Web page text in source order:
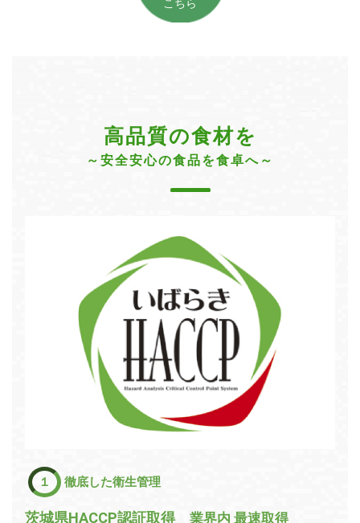
こちら
高品質の食材を
～安全安心の食品を食卓へ～
１ 徹底した衛生管理
茨城県HACCP認証取得 業界内 最速取得